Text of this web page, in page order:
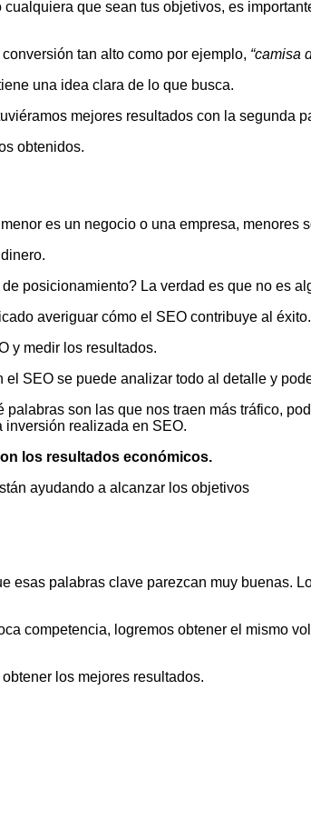
que sean tus objetivos, es
tan alto como por ejemplo, “camisa
una idea clara de lo que busca.
mejores resultados con la segunda
obtenidos.
es un negocio o una empresa, menores
posicionamiento? La verdad es que no es
averiguar cómo el SEO contribuye al éxito.
y medir los resultados.
SEO se puede analizar todo al detalle y
son las que nos traen más tráfico,
inversión realizada en SEO.
los resultados económicos.
ayudando a alcanzar los objetivos
palabras clave parezcan muy buenas.
competencia, logremos obtener el mismo
los mejores resultados.